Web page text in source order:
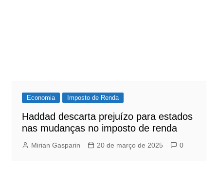
Economia Imposto de Renda
Haddad descarta prejuízo para estados
nas mudanças no imposto de renda
Mirian Gasparin 20 de março de 2025 0